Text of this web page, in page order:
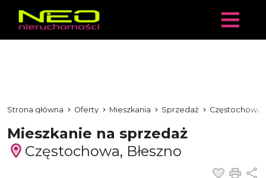
Strona główna Oferty Mieszkania Sprzedaż Częstochowa
Mieszkanie na sprzedaż
Częstochowa, Błeszno
Dodaj